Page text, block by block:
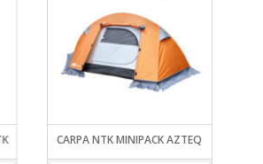
CARPA NTK MINIPACK AZTEQ